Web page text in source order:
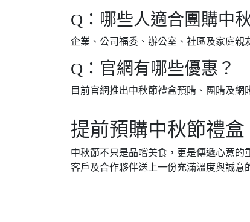
Q：哪些人適合團購中
企業、公司福委、辦公室、社區及家庭親
Q：官網有哪些優惠？
目前官網推出中秋節禮盒預購、團購及網
提前預購中秋節禮
中秋節不只是品嚐美食，更是傳遞心意的
客戶及合作夥伴送上一份充滿溫度與誠意